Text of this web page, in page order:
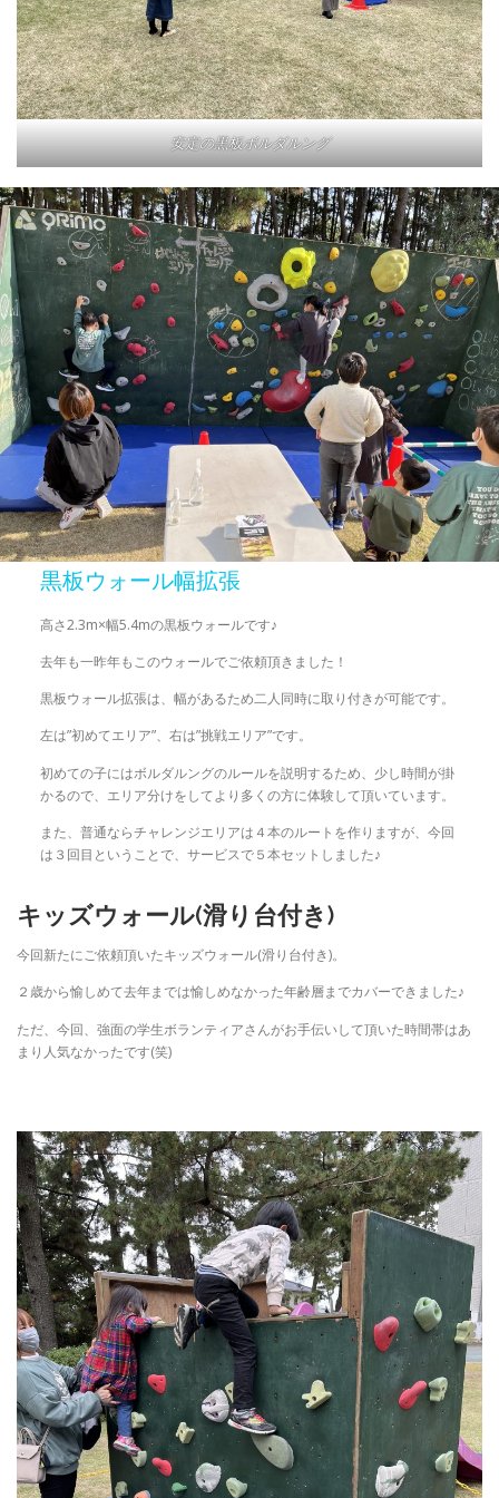
安定の黒板ボルダルング
黒板ウォール幅拡張
高さ2.3m×幅5.4mの黒板ウォールです♪
去年も一昨年もこのウォールでご依頼頂きました！
黒板ウォール拡張は、幅があるため二人同時に取り付きが可能です。
左は”初めてエリア”、右は”挑戦エリア”です。
初めての子にはボルダルングのルールを説明するため、少し時間が掛
かるので、エリア分けをしてより多くの方に体験して頂いています。
また、普通ならチャレンジエリアは４本のルートを作りますが、今回
は３回目ということで、サービスで５本セットしました♪
キッズウォール(滑り台付き)
今回新たにご依頼頂いたキッズウォール(滑り台付き)。
２歳から愉しめて去年までは愉しめなかった年齢層までカバーできました♪
ただ、今回、強面の学生ボランティアさんがお手伝いして頂いた時間帯はあ
まり人気なかったです(笑)